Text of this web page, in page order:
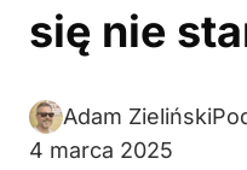
się nie
Adam Zieliński
4 marca 2025